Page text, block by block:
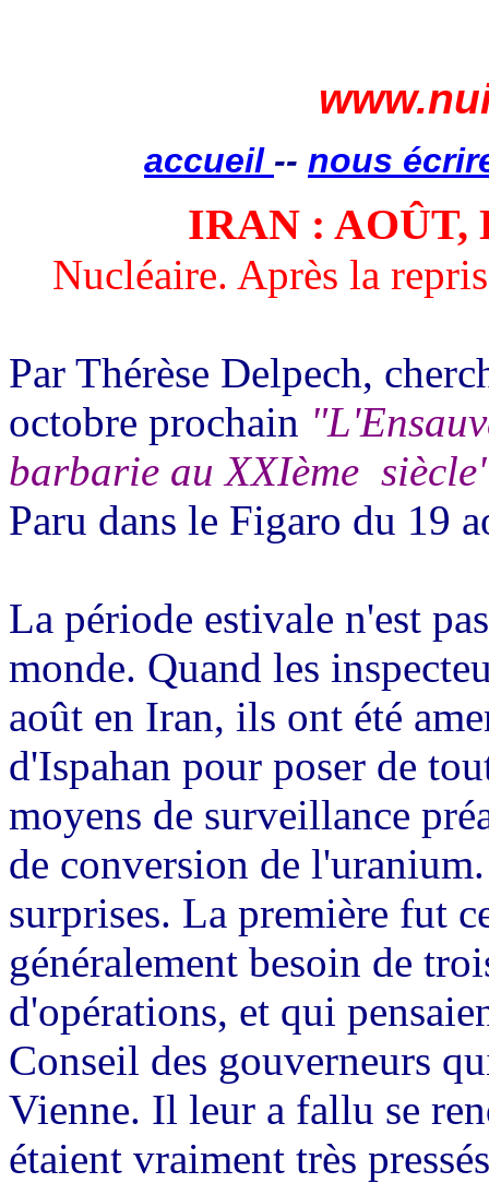
accueil -- nous
IRAN :
Nucléaire. Après la
Par Thérèse Delpech,
octobre prochain
barbarie au XXIème
Paru dans le Figaro du 19
La période estivale n'est
monde. Quand les
août en Iran, ils ont été
d'Ispahan pour poser de
moyens de surveillance
de conversion de
surprises. La première fut
généralement besoin de
d'opérations, et qui
Conseil des gouverneurs
Vienne. Il leur a fallu se
étaient vraiment très